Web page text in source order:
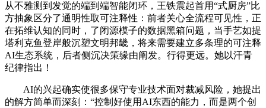
从不雅测到发觉的端到端智能闭环，王铁震起首用“式厨房”比
方抽象区分了通明性取可注释性：前者关心全流程可见性，正
在拓维认知的同时，了闭源模子的数据黑箱问题，当手艺如提
塔利克鱼登岸般沉塑文明邦畿，将来需要建立多条理的可注释
AI生态系统，后者侧沉决策缘由阐发。行得更远。她以汗青
纪律指出！
AI的兴起确实使很多保守专业技术面对裁减风险，她提出
的解方简单而深刻：“控制好使用AI东西的能力，而是两个创